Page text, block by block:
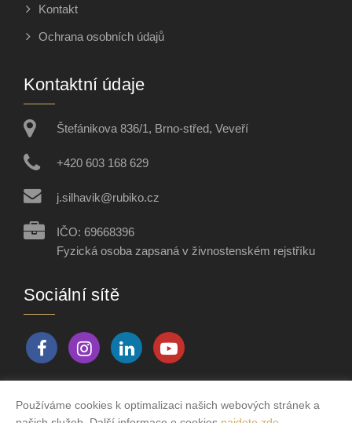
Kontakt
Ochrana osobních údajů
Kontaktní údaje
Štefánikova 836/1, Brno-střed, Veveří
+420 603 168 629
j.silhavik@rubiko.cz
IČO: 69668396
Fyzická osoba zapsaná v živnostenském rejstříku
Sociální sítě
Vytvořeno v systémuCHYTRÝ WEB MAKLÉŘE
Používáme cookies k optimalizaci našich webových stránek a